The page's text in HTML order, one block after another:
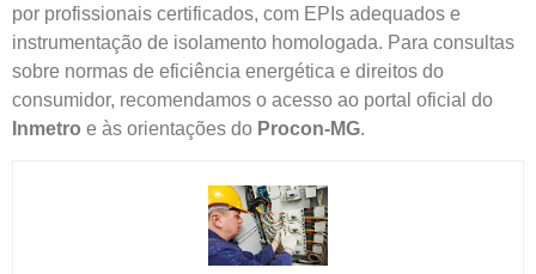
por profissionais certificados, com EPIs adequados e
instrumentação de isolamento homologada. Para consultas
sobre normas de eficiência energética e direitos do
consumidor, recomendamos o acesso ao portal oficial do
Inmetro e às orientações do Procon-MG.